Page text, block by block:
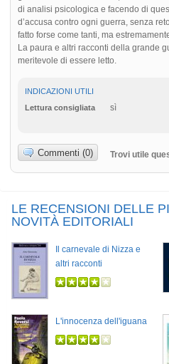
di analisi psicologica e facendo di
d’accusa contro ogni guerra, senza
fatto forse come tanti, ma
La paura e altri racconti della grande
meritevole di essere letto.
INDICAZIONI UTILI
Lettura consigliata
sì
Commenti (0) Trovi utile
LE RECENSIONI DELLE
NOVITÀ EDITORIALI
Il carnevale di Nizza e
altri racconti
L'innocenza dell'iguana